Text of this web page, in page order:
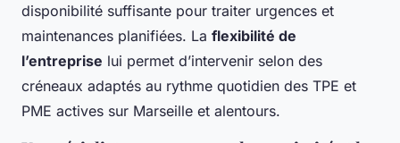
disponibilité suffisante pour traiter urgences et
maintenances planifiées. La flexibilité de
l’entreprise lui permet d’intervenir selon des
créneaux adaptés au rythme quotidien des TPE et
PME actives sur Marseille et alentours.